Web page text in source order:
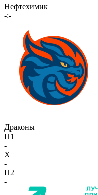
Нефтехимик
-:-
Драконы
П1
-
X
-
П2
-